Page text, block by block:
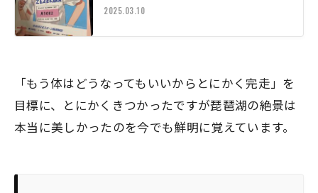
2025.03.10
「もう体はどうなってもいいからとにかく完走」を
目標に、とにかくきつかったですが琵琶湖の絶景は
本当に美しかったのを今でも鮮明に覚えています。